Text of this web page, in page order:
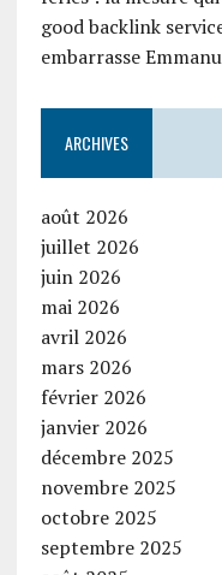
good backlink
embarrasse
ARCHIVES
août 2026
juillet 2026
juin 2026
mai 2026
avril 2026
mars 2026
février 2026
janvier 2026
décembre 2025
novembre 2025
octobre 2025
septembre 2025